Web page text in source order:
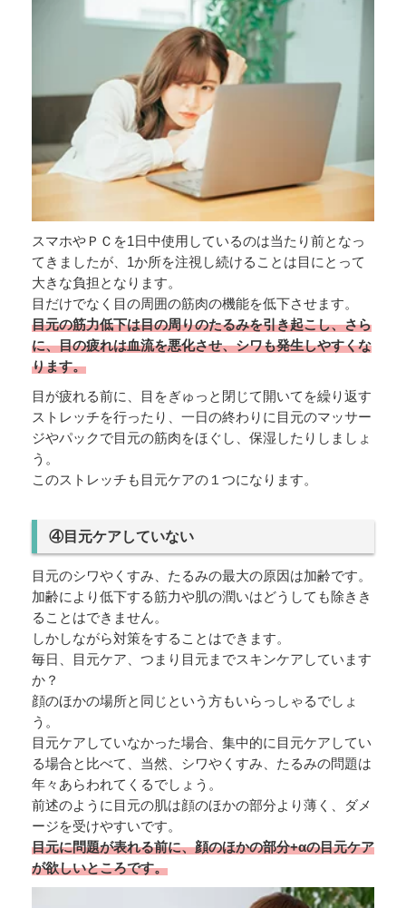
スマホやＰＣを1日中使用しているのは当たり前となっ
てきましたが、1か所を注視し続けることは目にとって
大きな負担となります。
目だけでなく目の周囲の筋肉の機能を低下させます。
目元の筋力低下は目の周りのたるみを引き起こし、さら
に、目の疲れは血流を悪化させ、シワも発生しやすくな
ります。
目が疲れる前に、目をぎゅっと閉じて開いてを繰り返す
ストレッチを行ったり、一日の終わりに目元のマッサー
ジやパックで目元の筋肉をほぐし、保湿したりしましょ
う。
このストレッチも目元ケアの１つになります。
④目元ケアしていない
目元のシワやくすみ、たるみの最大の原因は加齢です。
加齢により低下する筋力や肌の潤いはどうしても除きき
ることはできません。
しかしながら対策をすることはできます。
毎日、目元ケア、つまり目元までスキンケアしています
か？
顔のほかの場所と同じという方もいらっしゃるでしょ
う。
目元ケアしていなかった場合、集中的に目元ケアしてい
る場合と比べて、当然、シワやくすみ、たるみの問題は
年々あらわれてくるでしょう。
前述のように目元の肌は顔のほかの部分より薄く、ダメ
ージを受けやすいです。
目元に問題が表れる前に、顔のほかの部分+αの目元ケア
が欲しいところです。